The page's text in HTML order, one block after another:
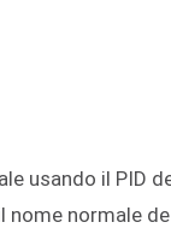
usando il PID
normale